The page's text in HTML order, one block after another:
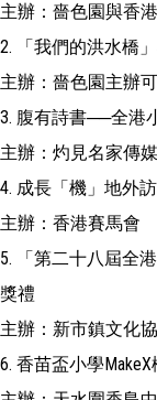
主辦：嗇色園與香
2. 「我們的洪水橋
主辦：嗇色園主辦
3. 腹有詩書──全港
主辦：灼見名家傳媒
4. 成長「機」地外
主辦：香港賽馬會
5. 「第二十八屆全
獎禮
主辦：新市鎮文化
6. 香苗盃小學